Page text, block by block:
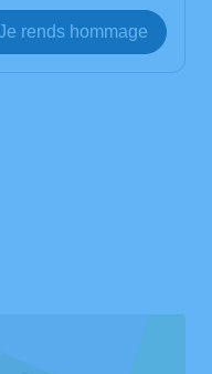
rends hommage